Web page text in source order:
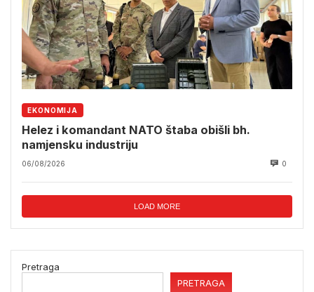
EKONOMIJA
Helez i komandant NATO štaba obišli bh.
namjensku industriju
06/08/2026 0
LOAD MORE
Pretraga
PRETRAGA